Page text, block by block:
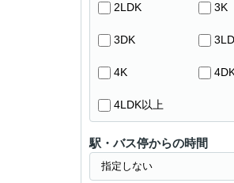
2LDK 3K
3DK
4K
4LDK以上
駅・バス停からの時間